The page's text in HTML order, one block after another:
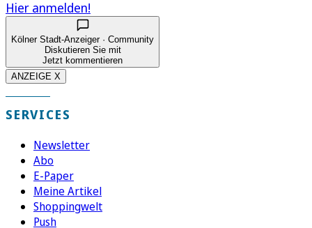
Hier anmelden!
Kölner Stadt-Anzeiger · Community
Diskutieren Sie mit
Jetzt kommentieren
ANZEIGE X
SERVICES
Newsletter
Abo
E-Paper
Meine Artikel
Shoppingwelt
Push